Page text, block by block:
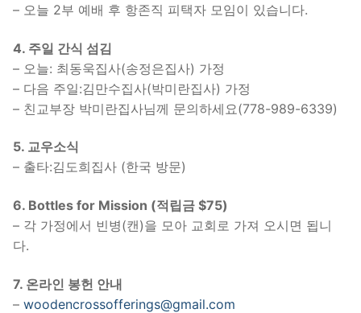
– 오늘 2부 예배 후 항존직 피택자 모임이 있습니다.
4. 주일 간식 섬김
– 오늘: 최동욱집사(송정은집사) 가정
– 다음 주일:김만수집사(박미란집사) 가정
– 친교부장 박미란집사님께 문의하세요(778-989-6339)
5. 교우소식
– 출타:김도희집사 (한국 방문)
6. Bottles for Mission (적립금 $75)
– 각 가정에서 빈병(캔)을 모아 교회로 가져 오시면 됩니
다.
7. 온라인 봉헌 안내
– woodencrossofferings@gmail.com